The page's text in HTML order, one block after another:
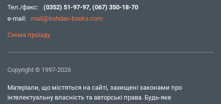
Тел./факс:
(0352) 51-97-97, (067) 350-18-70
e-mail:
mail@bohdan-books.com
Схема проїзду
Copyright © 1997-2026
Матеріали, що містяться на сайті, захищені законами про
інтелектуальну власність та авторські права. Будь-яке